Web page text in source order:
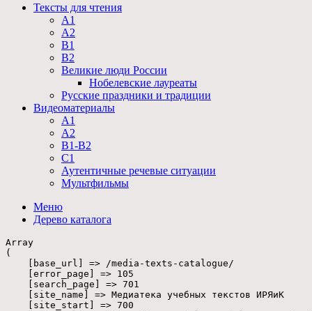
Тексты для чтения
А1
А2
B1
B2
Великие люди России
Нобелевские лауреаты
Русские праздники и традиции
Видеоматериалы
А1
А2
В1-В2
С1
Аутентичные речевые ситуации
Мультфильмы
Меню
Дерево каталога
Array
(
    [base_url] => /media-texts-catalogue/
    [error_page] => 105
    [search_page] => 701
    [site_name] => Медиатека учебных текстов ИРЯиК
    [site_start] => 700